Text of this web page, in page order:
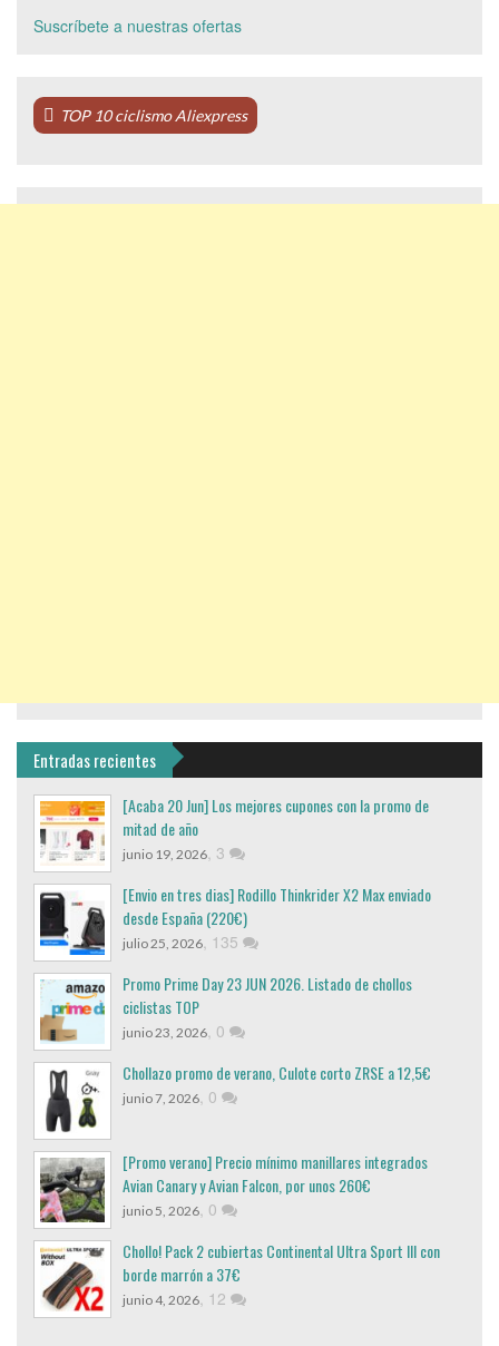
Suscríbete a nuestras ofertas
TOP 10 ciclismo Aliexpress
Entradas recientes
[Acaba 20 Jun] Los mejores cupones con la promo de
mitad de año
junio 19, 2026 3
[Envio en tres dias] Rodillo Thinkrider X2 Max enviado
desde España (220€)
julio 25, 2026 135
Promo Prime Day 23 JUN 2026. Listado de chollos
ciclistas TOP
junio 23, 2026 0
Chollazo promo de verano, Culote corto ZRSE a 12,5€
junio 7, 2026 0
[Promo verano] Precio mínimo manillares integrados
Avian Canary y Avian Falcon, por unos 260€
junio 5, 2026 0
Chollo! Pack 2 cubiertas Continental Ultra Sport III con
borde marrón a 37€
junio 4, 2026 12